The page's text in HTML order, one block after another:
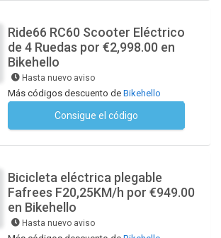
Ride66 RC60 Scooter Eléctrico
de 4 Ruedas por €2,998.00 en
Bikehello
Hasta nuevo aviso
Más códigos descuento de Bikehello
Consigue el código
Bicicleta eléctrica plegable
Fafrees F20,25KM/h por €949.00
en Bikehello
Hasta nuevo aviso